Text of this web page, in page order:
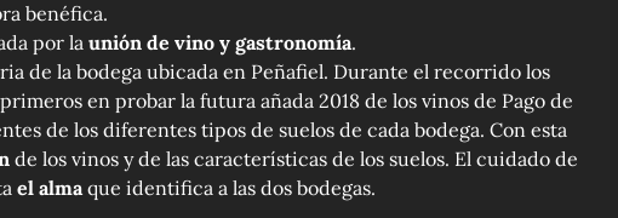
benéfica.
por launión de vino y gastronomía.
de la bodega ubicada en Peñafiel. Durante el recorrido los
en probar la futura añada 2018 de los vinos de Pago de
de los diferentes tipos de suelos de cada bodega. Con esta
de los vinos y de las características de los suelos. El cuidado de
el almaque identifica a las dos bodegas.